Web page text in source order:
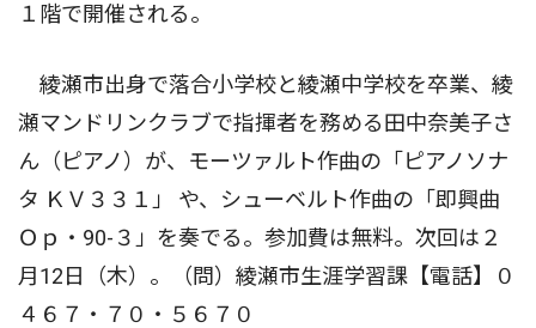
１階で開催される。
綾瀬市出身で落合小学校と綾瀬中学校を卒業、綾
瀬マンドリンクラブで指揮者を務める田中奈美子さ
ん（ピアノ）が、モーツァルト作曲の「ピアノソナ
タ ＫＶ３３１」 や、シューベルト作曲の「即興曲
Ｏｐ・90-３」を奏でる。参加費は無料。次回は２
月12日（木）。（問）綾瀬市生涯学習課【電話】０
４６７・７０・５６７０